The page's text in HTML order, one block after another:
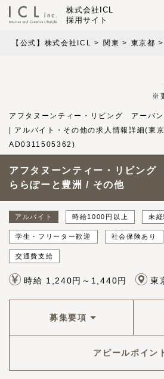
株式会社ICL
採用サイト
【公式】株式会社ICL 関東 東京都
※
アフタヌーンティー・リビング アーバ
| アルバイト・その他の求人情報詳細(東
AD0311505362)
アフタヌーンティー・リビン
ららぽーと豊洲 / その他
アルバイト 時給1000円以上 未
学生・フリーター歓迎 社会保険あり
交通費支給
時給 1,240円～1,440円 東
募集要項
アピールポイン